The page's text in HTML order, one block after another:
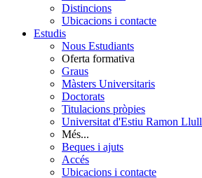
Distincions
Ubicacions i contacte
Estudis
Nous Estudiants
Oferta formativa
Graus
Màsters Universitaris
Doctorats
Titulacions pròpies
Universitat d'Estiu Ramon Llull
Més...
Beques i ajuts
Accés
Ubicacions i contacte